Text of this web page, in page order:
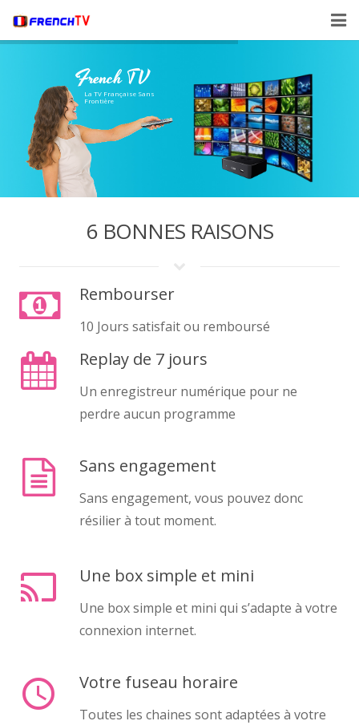
Manuel
Prix
Liste des Chaines
French TV
La TV Française Sans
Frontière
6 BONNES RAISONS
Rembourser
10 Jours satisfait ou remboursé
Replay de 7 jours
Un enregistreur numérique pour ne
perdre aucun programme
Sans engagement
Sans engagement, vous pouvez donc
résilier à tout moment.
cast Une box simple et mini
Une box simple et mini qui s’adapte à votre
connexion internet.
access_time Votre fuseau horaire
Toutes les chaines sont adaptées à votre